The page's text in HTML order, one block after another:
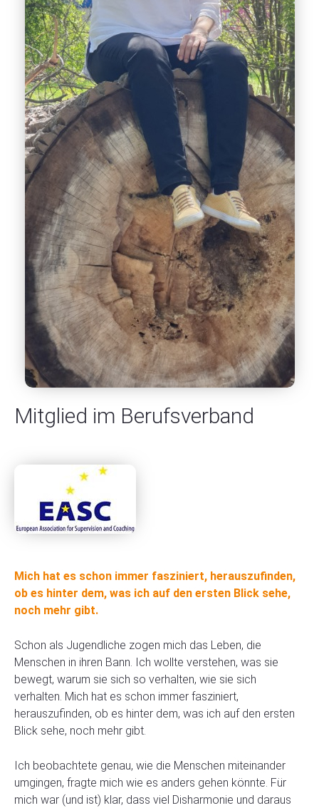
Mitglied im Berufsverband
Mich hat es schon immer fasziniert, herauszufinden,
ob es hinter dem, was ich auf den ersten Blick sehe,
noch mehr gibt.
Schon als Jugendliche zogen mich das Leben, die
Menschen in ihren Bann. Ich wollte verstehen, was sie
bewegt, warum sie sich so verhalten, wie sie sich
verhalten. Mich hat es schon immer fasziniert,
herauszufinden, ob es hinter dem, was ich auf den ersten
Blick sehe, noch mehr gibt.
Ich beobachtete genau, wie die Menschen miteinander
umgingen, fragte mich wie es anders gehen könnte. Für
mich war (und ist) klar, dass viel Disharmonie und daraus